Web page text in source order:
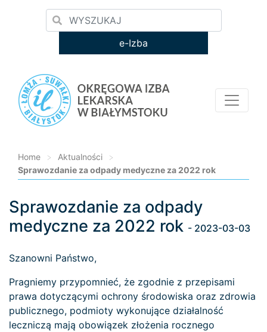
e-Izba
Home > Aktualności
>
Sprawozdanie za odpady medyczne za 2022 rok
Loading...
Sprawozdanie za odpady
medyczne za 2022 rok - 2023-03-03
Szanowni Państwo,
Pragniemy przypomnieć, że zgodnie z przepisami
prawa dotyczącymi ochrony środowiska oraz zdrowia
publicznego, podmioty wykonujące działalność
leczniczą mają obowiązek złożenia rocznego